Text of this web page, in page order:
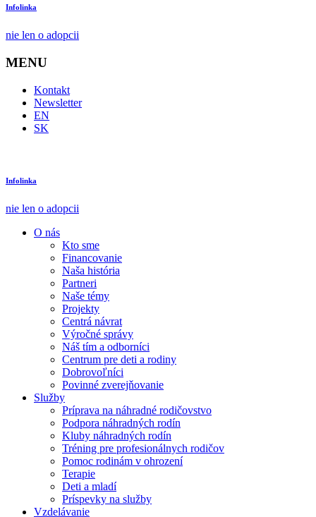
Infolinka
nie len o adopcii
MENU
Kontakt
Newsletter
EN
SK
Infolinka
nie len o adopcii
O nás
Kto sme
Financovanie
Naša história
Partneri
Naše témy
Projekty
Centrá návrat
Výročné správy
Náš tím a odborníci
Centrum pre deti a rodiny
Dobrovoľníci
Povinné zverejňovanie
Služby
Príprava na náhradné rodičovstvo
Podpora náhradných rodín
Kluby náhradných rodín
Tréning pre profesionálnych rodičov
Pomoc rodinám v ohrození
Terapie
Deti a mladí
Príspevky na služby
Vzdelávanie